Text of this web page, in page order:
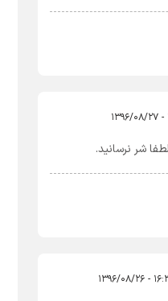
شر نرسانید.
۰۸/۲۶